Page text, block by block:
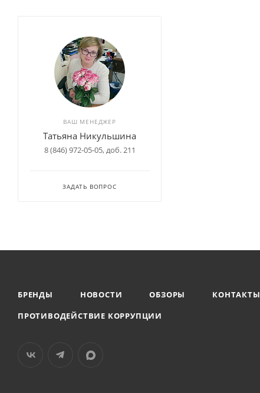
ВАШ МЕНЕДЖЕР
Татьяна Никульшина
8 (846) 972-05-05, доб. 211
ЗАДАТЬ ВОПРОС
БРЕНДЫ НОВОСТИ ОБЗОРЫ
КОНТАКТЫ
ПРОТИВОДЕЙСТВИЕ КОРРУПЦИИ